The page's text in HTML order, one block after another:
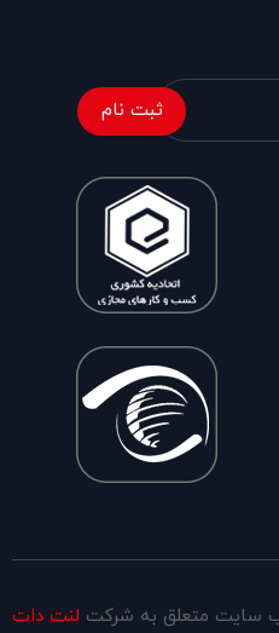
ثبت نام
سایت متعلق به شرکت لنت دات